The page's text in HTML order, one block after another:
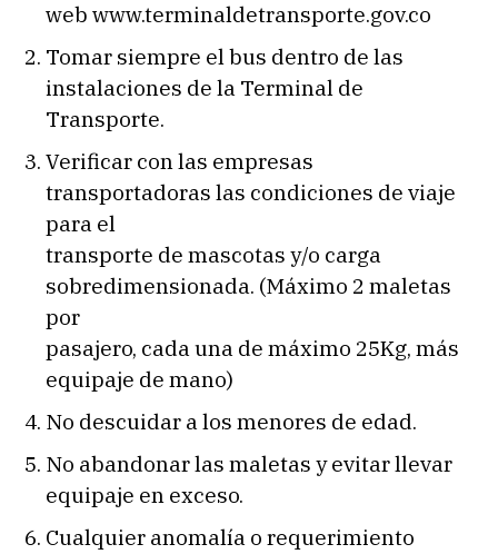
web www.terminaldetransporte.gov.co
Tomar siempre el bus dentro de las
instalaciones de la Terminal de
Transporte.
Verificar con las empresas
transportadoras las condiciones de viaje
para el
transporte de mascotas y/o carga
sobredimensionada. (Máximo 2 maletas
por
pasajero, cada una de máximo 25Kg, más
equipaje de mano)
No descuidar a los menores de edad.
No abandonar las maletas y evitar llevar
equipaje en exceso.
Cualquier anomalía o requerimiento